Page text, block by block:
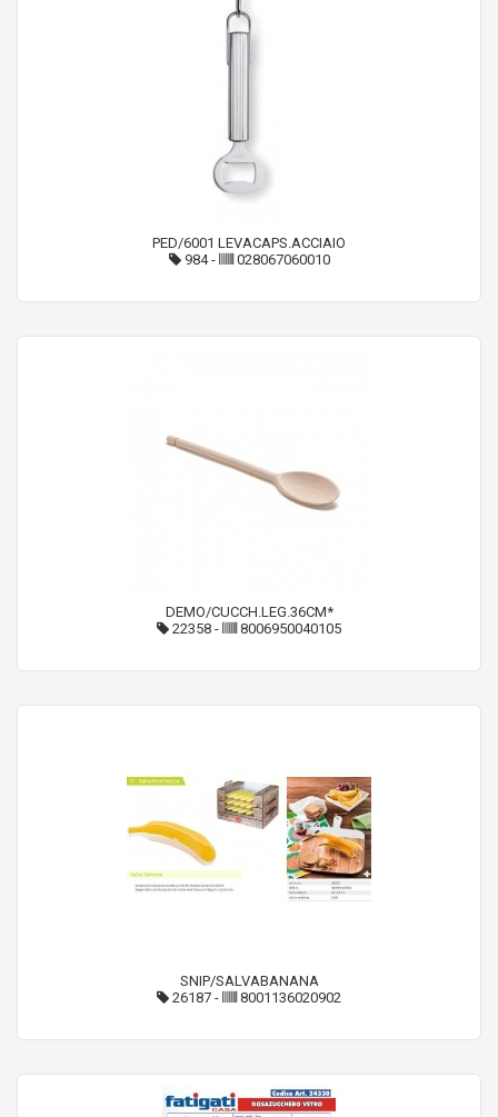
PED/6001 LEVACAPS.ACCIAIO
984- 028067060010
DEMO/CUCCH.LEG.36CM*
22358 - 8006950040105
SNIP/SALVABANANA
26187 - 8001136020902